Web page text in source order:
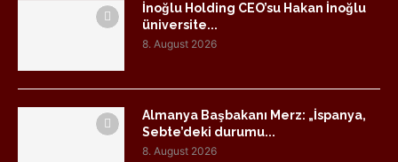
İnoğlu Holding CEO’su Hakan İnoğlu
üniversite...
8. August 2026
Almanya Başbakanı Merz: „İspanya,
Sebte’deki durumu...
8. August 2026